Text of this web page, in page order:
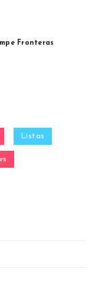
Fronteras
Listas